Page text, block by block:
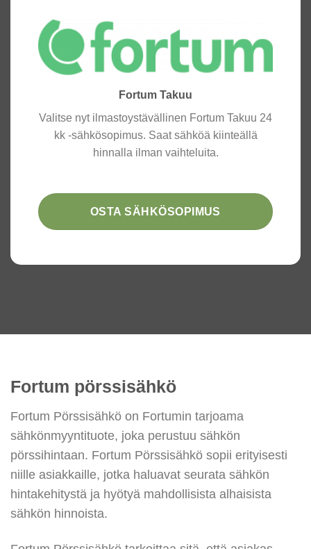
Fortum Takuu
Valitse nyt ilmastoystävällinen Fortum Takuu 24
kk -sähkösopimus. Saat sähköä kiinteällä
hinnalla ilman vaihteluita.
OSTA SÄHKÖSOPIMUS
Fortum pörssisähkö
Fortum Pörssisähkö on Fortumin tarjoama
sähkönmyyntituote, joka perustuu sähkön
pörssihintaan. Fortum Pörssisähkö sopii erityisesti
niille asiakkaille, jotka haluavat seurata sähkön
hintakehitystä ja hyötyä mahdollisista alhaisista
sähkön hinnoista.